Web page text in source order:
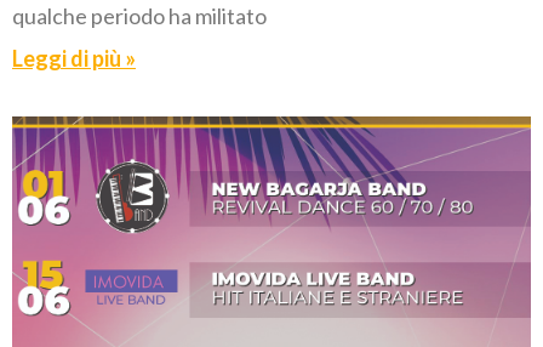
qualche periodo ha militato
Leggi di più »